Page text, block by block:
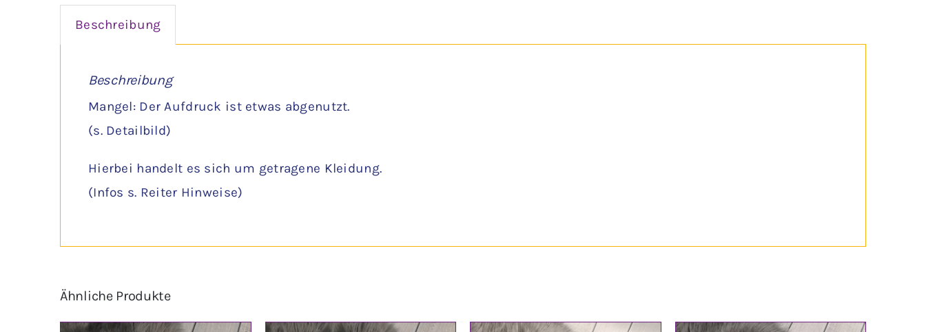
Beschreibung
Beschreibung
Mangel: Der Aufdruck ist etwas abgenutzt.
(s. Detailbild)
Hierbei handelt es sich um getragene Kleidung.
(Infos s. Reiter Hinweise)
Ähnliche Produkte